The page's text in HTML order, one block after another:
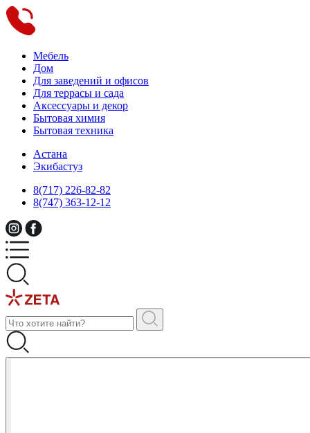
Мебель
Дом
Для заведений и офисов
Для террасы и сада
Аксессуары и декор
Бытовая химия
Бытовая техника
Астана
Экибастуз
8(717) 226-82-82
8(747) 363-12-12